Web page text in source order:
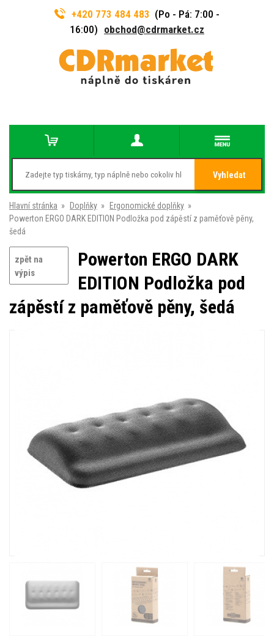
+420 773 484 483 (Po - Pá: 7:00 -
16:00) obchod@cdrmarket.cz
Vyhledat
Hlavní stránka » Doplňky » Ergonomické doplňky »
Powerton ERGO DARK EDITION Podložka pod zápěstí z paměťově pěny,
šedá
zpět na
výpis
Powerton ERGO DARK
EDITION Podložka pod
zápěstí z paměťově pěny, šedá